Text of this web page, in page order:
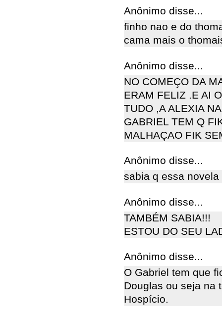
Anônimo disse...
finho nao e do
cama mais o
Anônimo disse...
NO COMEÇO DA
ERAM FELIZ .E AI
TUDO ,A ALEXIA
GABRIEL TEM Q
MALHAÇAO FIK
Anônimo disse...
sabia q essa
Anônimo disse...
TAMBÉM SABIA!!!
ESTOU DO SEU
Anônimo disse...
O Gabriel tem que
Douglas ou seja na
Hospício.